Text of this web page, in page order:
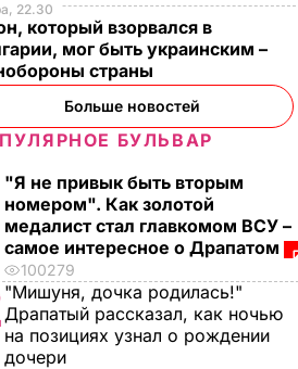
о
режим
22.30
который взорвался в
мог быть украинским –
страны
Больше новостей
БУЛЬВАР
"Я не привык быть вторым
номером". Как золотой
медалист стал главкомом ВСУ –
самое интересное о Драпатом
100279
"Мишуня, дочка родилась!"
Драпатый рассказал, как ночью
на позициях узнал о рождении
дочери